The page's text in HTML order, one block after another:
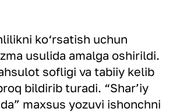
ko‘rsatish uchun
usulida amalga oshirildi.
sofligi va tabiiy kelib
bildirib turadi. “Shar’iy
maxsus yozuvi ishonchni